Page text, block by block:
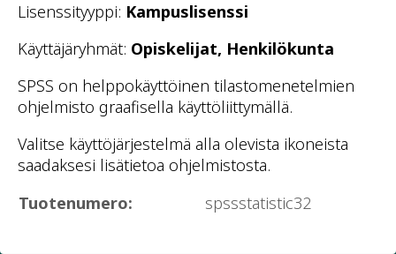
Lisenssityyppi: Kampuslisenssi
Käyttäjäryhmät: Opiskelijat, Henkilökunta
SPSS on helppokäyttöinen tilastomenetelmien
ohjelmisto graafisella käyttöliittymällä.
Valitse käyttöjärjestelmä alla olevista ikoneista
saadaksesi lisätietoa ohjelmistosta.
Tuotenumero:
spssstatistic32